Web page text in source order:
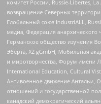
комитет России, Russie-Libertes,
возвращение Северных
Глобальный союз IndustriALL,
медиа, Федерация анархического
Германское общество изучения
Эберта, XZ gGmbH, Мобильная
и миротворчества, Форум имени
International Education, Cultural
Антивоенное движение Антальи,
отношений и государственной
канадский демократический